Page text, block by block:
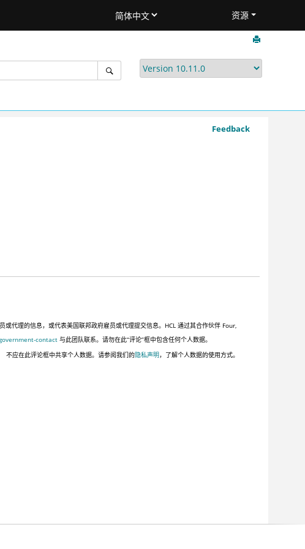
资源
Feedback
代理的信息，或代表美国联邦政府雇员或代理提交信息。HCL 通过其合作伙伴 Four,
contact 与此团队联系。请勿在此“评论”框中包含任何个人数据。
不应在此评论框中共享个人数据。请参阅我们的隐私声明，了解个人数据的使用方式。